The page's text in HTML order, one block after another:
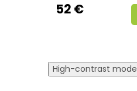
52 €
High-contrast mode